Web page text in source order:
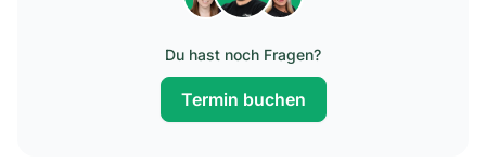
Du hast noch Fragen?
Termin buchen